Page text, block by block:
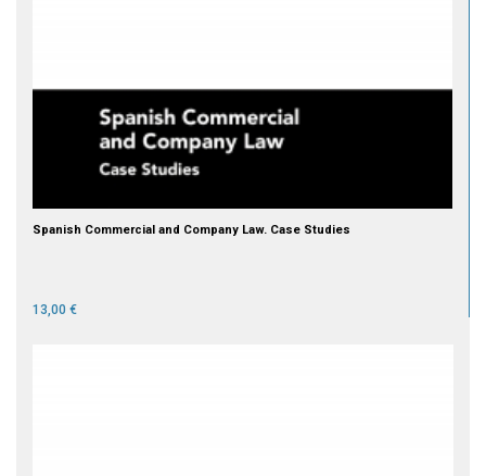
Spanish Commercial and Company Law. Case Studies
13,00 €